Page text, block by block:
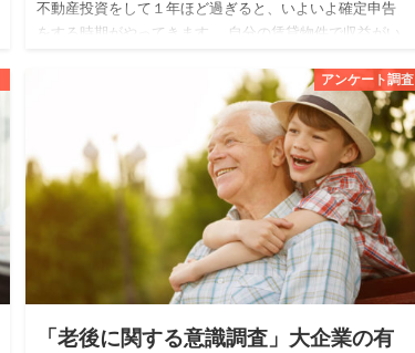
不動産投資をして１年ほど過ぎると、いよいよ確定申告
をする時期がやってきます。 自分の賃貸物件で収益がい
か、初めての場合は特に分からないこともあるかと思い
アンケート調査
「老後に関する意識調査」大企業の有